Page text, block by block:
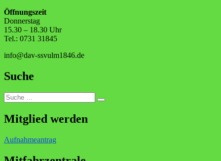
Öffnungszeit
Donnerstag
15.30 – 18.30 Uhr
Tel.: 0731 31845
info@dav-ssvulm1846.de
Suche
Suche
nach:
Suchen
Mitglied werden
Aufnahmeantrag